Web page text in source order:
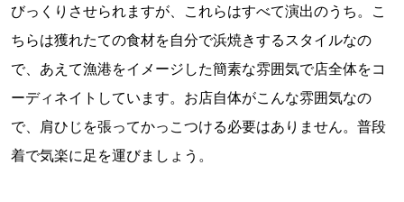
びっくりさせられますが、これらはすべて演出のうち。こ
ちらは獲れたての食材を自分で浜焼きするスタイルなの
で、あえて漁港をイメージした簡素な雰囲気で店全体をコ
ーディネイトしています。お店自体がこんな雰囲気なの
で、肩ひじを張ってかっこつける必要はありません。普段
着で気楽に足を運びましょう。